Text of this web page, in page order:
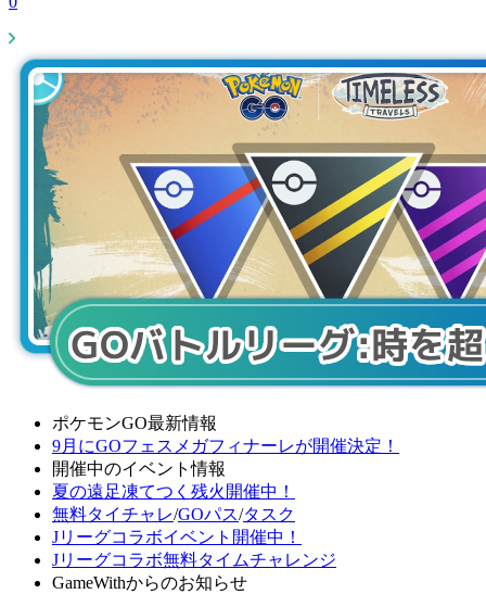
ポケモンGO最新情報
9月にGOフェスメガフィナーレが開催決定！
開催中のイベント情報
夏の遠足凍てつく残火開催中！
無料タイチャレ/GOパス/タスク
Jリーグコラボイベント開催中！
Jリーグコラボ無料タイムチャレンジ
GameWithからのお知らせ